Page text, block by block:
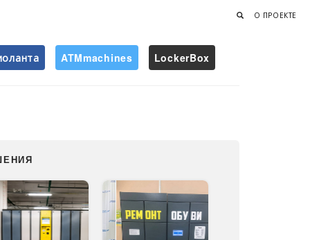
О ПРОЕКТЕ
ATMmachines LockerBox